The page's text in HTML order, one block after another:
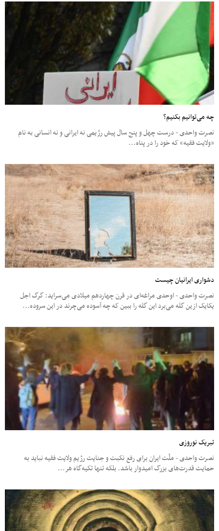
چه می‌توانیم بکنیم؟
نصرت واحدی - درست چهل و پنج سال پیش رژیمی‌ نه ایرانی و نه انسانی به نام
«ولایت فقیه» که خود را در پناه...
دشواری ایرانیان چیست
نصرت واحدی - اوحدی مراغه‌ای در قرن چهاردهم میلادی می‌سراید: گرگ اجل
یکایک ازین گله می‌برد این گله را ببین که چه آسوده می‌چرند در این سروده...
تبریک نوروزی
نصرت واحدی - ملّت ایران برای رفع نکبت و جنایت رژیم ولایت فقیه نباید به
حمایت قدرت‌های بزرگ امیدوار باشد. بلکه تنها تکیه‌گاه هر...